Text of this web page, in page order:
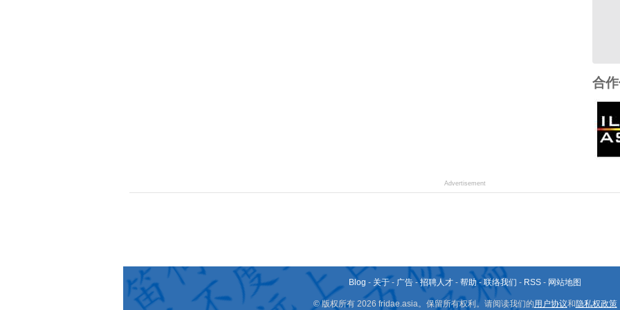
合
Advertisement
Blog - 关于 - 广告 -招聘人才 - 帮助- 联络我们 - RSS - 网站地图
© 版权所有 2026 fridae.asia。保留所有权利。请阅读我们的用户协议和隐私权政策